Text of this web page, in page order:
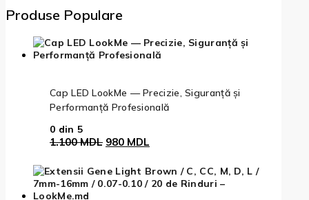
Produse Populare
Cap LED LookMe — Precizie, Siguranță și
Performanță Profesională
0 din 5
1.100MDL 980 MDL